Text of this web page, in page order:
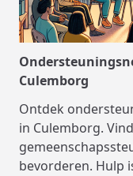
Culemborg
Ontdek
in Culemborg.
bevorderen. Hulp